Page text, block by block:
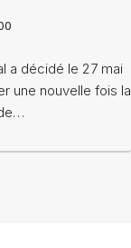
a décidé le 27 mai
une nouvelle fois la